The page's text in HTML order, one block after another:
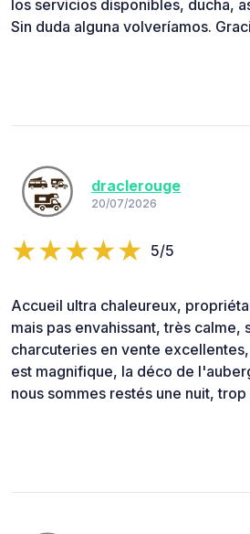
los servicios disponibles, ducha,
Sin duda alguna volveríamos.
draclerouge
20/07/2026
5/5
Accueil ultra chaleureux,
mais pas envahissant, très calme,
charcuteries en vente
est magnifique, la déco de
nous sommes restés une nuit, trop